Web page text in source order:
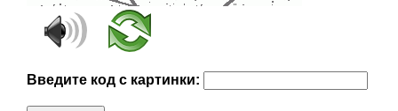
Введите код с картинки: